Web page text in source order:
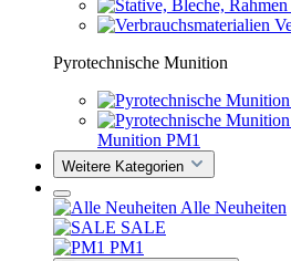
Pyrotechnische Munition
Munition PM1
Weitere Kategorien
Alle Neuheiten
SALE
PM1